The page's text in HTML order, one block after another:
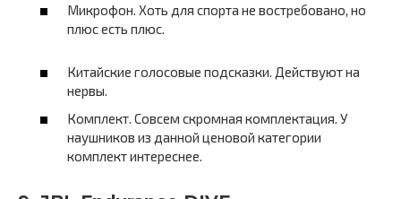
Микрофон. Хоть для спорта не востребовано, но
плюс есть плюс.
Китайские голосовые подсказки. Действуют на
нервы.
Комплект. Совсем скромная комплектация. У
наушников из данной ценовой категории
комплект интереснее.